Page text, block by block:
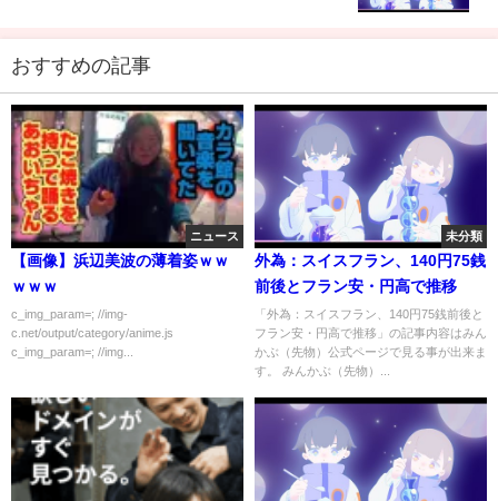
おすすめの記事
ニュース
【画像】浜辺美波の薄着姿ｗｗ
ｗｗｗ
c_img_param=; //img-
c.net/output/category/anime.js
c_img_param=; //img...
未分類
外為：スイスフラン、140円75銭
前後とフラン安・円高で推移
「外為：スイスフラン、140円75銭前後と
フラン安・円高で推移」の記事内容はみん
かぶ（先物）公式ページで見る事が出来ま
す。 みんかぶ（先物）...